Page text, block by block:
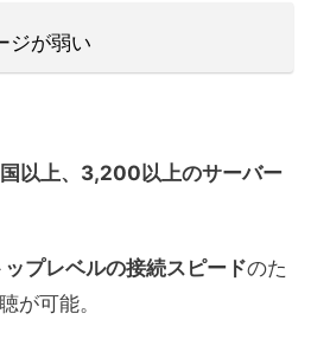
ジが弱い
以上、3,200以上のサーバー
プレベルの接続スピードのた
が可能。